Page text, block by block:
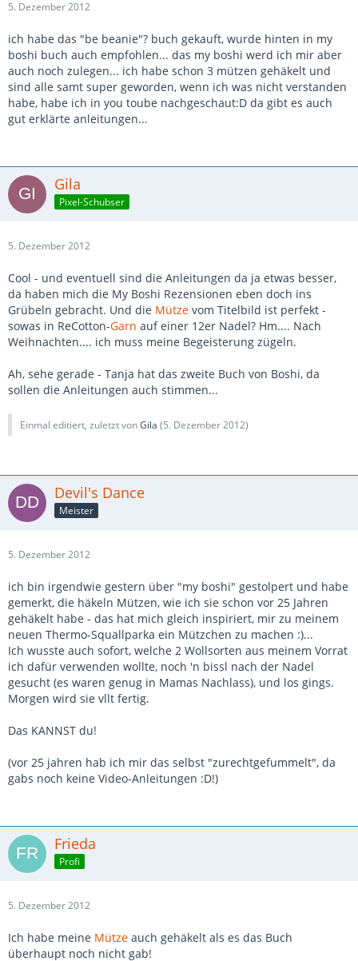
5. Dezember 2012
ich habe das "be beanie"? buch gekauft, wurde hinten in my
boshi buch auch empfohlen... das my boshi werd ich mir aber
auch noch zulegen... ich habe schon 3 mützen gehäkelt und
sind alle samt super geworden, wenn ich was nicht verstanden
habe, habe ich in you toube nachgeschaut:D da gibt es auch
gut erklärte anleitungen...
Gila
Pixel-Schubser
5. Dezember 2012
Cool - und eventuell sind die Anleitungen da ja etwas besser,
da haben mich die My Boshi Rezensionen eben doch ins
Grübeln gebracht. Und die Mütze vom Titelbild ist perfekt -
sowas in ReCotton-Garn auf einer 12er Nadel? Hm.... Nach
Weihnachten.... ich muss meine Begeisterung zügeln.
Ah, sehe gerade - Tanja hat das zweite Buch von Boshi, da
sollen die Anleitungen auch stimmen...
Einmal editiert, zuletzt vonGila (5. Dezember 2012)
Devil's Dance
Meister
5. Dezember 2012
ich bin irgendwie gestern über "my boshi" gestolpert und habe
gemerkt, die häkeln Mützen, wie ich sie schon vor 25 Jahren
gehäkelt habe - das hat mich gleich inspiriert, mir zu meinem
neuen Thermo-Squallparka ein Mützchen zu machen :)...
Ich wusste auch sofort, welche 2 Wollsorten aus meinem Vorrat
ich dafür verwenden wollte, noch 'n bissl nach der Nadel
gesucht (es waren genug in Mamas Nachlass), und los gings.
Morgen wird sie vllt fertig.
Das KANNST du!
(vor 25 jahren hab ich mir das selbst "zurechtgefummelt", da
gabs noch keine Video-Anleitungen :D!)
Frieda
Profi
5. Dezember 2012
Ich habe meine Mütze auch gehäkelt als es das Buch
überhaupt noch nicht gab!